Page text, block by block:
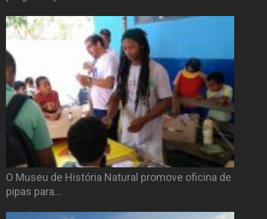
O Museu de História Natural promove oficina de
pipas para…